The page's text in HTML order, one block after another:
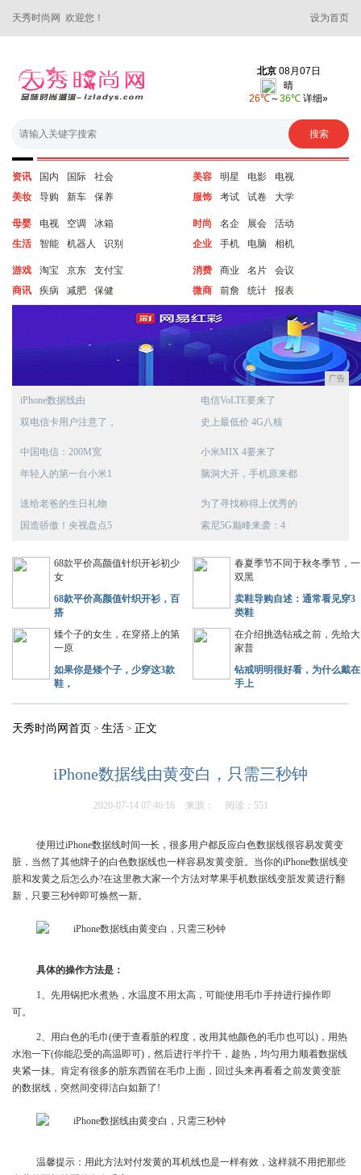
天秀时尚网 欢迎您！ 设为首页
资讯 国内 国际
社会
美妆
导购 新车 保养
美容 明星 电影
电视
服饰
考试 试卷 大学
母婴 电视 空调
冰箱
生活
智能 机器人 识别
时尚 名企 展会
活动
企业
手机 电脑 相机
游戏 淘宝 京东
支付宝
商讯
疾病 减肥 保健
消费 商业 名片
会议
微商
前詹 统计 报表
广告
iPhone数据线由
双电信卡用户注意了，
电信VoLTE要来了
史上最低价 4G八核
中国电信：200M宽
年轻人的第一台小米1
小米MIX 4要来了
脑洞大开，手机原来都
送给老爸的生日礼物
国造骄傲！央视盘点5
为了寻找称得上优秀的
索尼5G巅峰来袭：4
68款平价高颜值针织开衫初少
女
68款平价高颜值针织开衫，百
搭
春夏季节不同于秋冬季节，一
双黑
卖鞋导购自述：通常看见穿3
类鞋
矮个子的女生，在穿搭上的第
一原
如果你是矮个子，少穿这3款
鞋，
在介绍挑选钻戒之前，先给大
家普
钻戒明明很好看，为什么戴在
手上
天秀时尚网首页 > 生活 > 正文
iPhone数据线由黄变白，只需三秒钟
2020-07-14 07:46:16 来源： 阅读：551
使用过iPhone数据线时间一长，很多用户都反应白色数据线很容易发黄变
脏，当然了其他牌子的白色数据线也一样容易发黄变脏。当你的iPhone数据线变
脏和发黄之后怎么办?在这里教大家一个方法对苹果手机数据线变脏发黄进行翻
新，只要三秒钟即可焕然一新。
具体的操作方法是：
1、先用锅把水煮热，水温度不用太高，可能使用毛巾手持进行操作即
可。
2、用白色的毛巾(便于查看脏的程度，改用其他颜色的毛巾也可以)，用热
水泡一下(你能忍受的高温即可)，然后进行半拧干，趁热，均匀用力顺着数据线
夹紧一抹。肯定有很多的脏东西留在毛巾上面，回过头来再看看之前发黄变脏
的数据线，突然间变得洁白如新了!
温馨提示：用此方法对付发黄的耳机线也是一样有效，这样就不用把那些